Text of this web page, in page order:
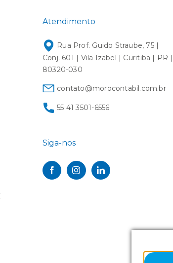
Atendimento
Rua Prof. Guido Straube, 75 |
Conj. 601 | Vila Izabel | Curitiba | PR |
80320-030
contato@morocontabil.com.br
55 41 3501-6556
Siga-nos